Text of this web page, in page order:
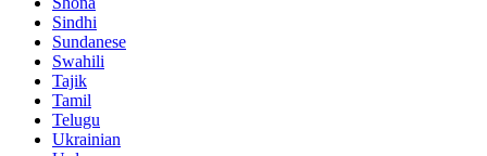
Sindhi
Sundanese
Swahili
Tajik
Tamil
Telugu
Ukrainian